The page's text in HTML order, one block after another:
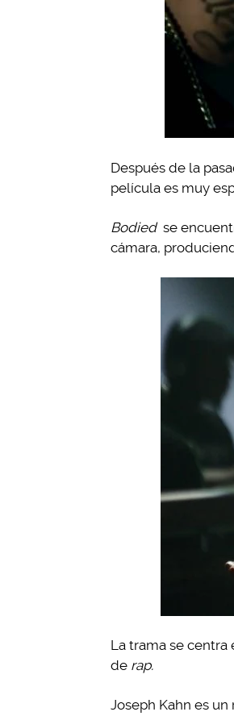
Después de la
película es muy
Bodied se
cámara,
La trama se centra
de rap.
Joseph Kahn es